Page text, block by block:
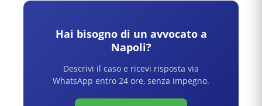
Hai bisogno di un avvocato a
Napoli?
Descrivi il caso e ricevi risposta via
WhatsApp entro 24 ore, senza impegno.